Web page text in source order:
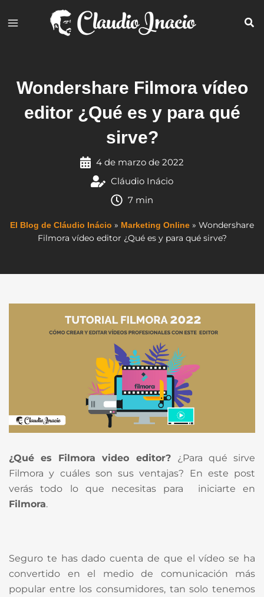
Wondershare Filmora vídeo
editor ¿Qué es y para qué
sirve?
4 de marzo de 2022
Cláudio Inácio
7 min
El Blog de Cláudio Inácio » Marketing Online » Wondershare
Filmora vídeo editor ¿Qué es y para qué sirve?
¿Qué es Filmora video editor? ¿Para qué sirve
Filmora y cuáles son sus ventajas? En este post
verás todo lo que necesitas para iniciarte en
Filmora.
Seguro te has dado cuenta de que el vídeo se ha
convertido en el medio de comunicación más
popular entre los consumidores, tan solo tenemos